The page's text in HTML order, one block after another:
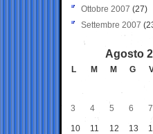
Ottobre 2007 (27)
Settembre 2007
Agosto
L M M G
3 4 5 6 7
10 11 12 13